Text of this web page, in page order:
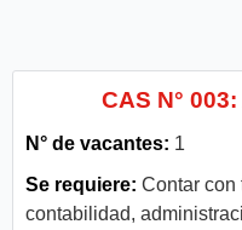
CAS N°
N° de vacantes: 1
Se requiere: Contar con
contabilidad,